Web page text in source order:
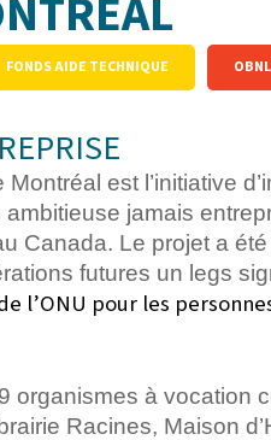
FONDS AIDE TECHNIQUE OBNL
Montréal est l’initiative
jamais
Canada. Le projet a
futures un legs
l’ONU pour les
organismes à vocation
Racines, Maison